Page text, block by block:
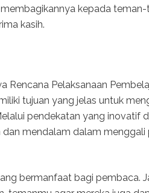
kepada
kasih.
Rencana Pelaksanaan
tujuan yang jelas untuk
pendekatan yang inovatif
mendalam dalam menggali
bermanfaat bagi pembaca.